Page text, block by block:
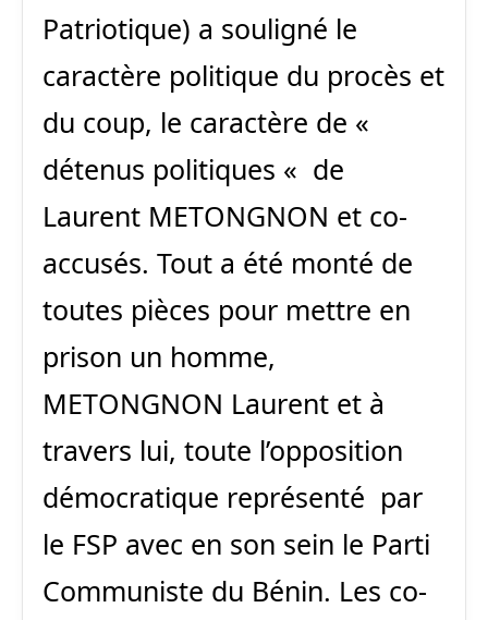
Patriotique) a souligné le
caractère politique du procès et
du coup, le caractère de «
détenus politiques « de
Laurent METONGNON et co-
accusés. Tout a été monté de
toutes pièces pour mettre en
prison un homme,
METONGNON Laurent et à
travers lui, toute l’opposition
démocratique représenté par
le FSP avec en son sein le Parti
Communiste du Bénin. Les co-